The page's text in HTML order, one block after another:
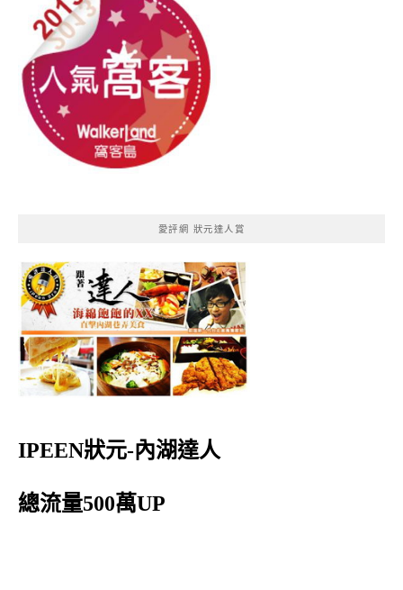
愛評網 狀元達人賞
IPEEN狀元-內湖達人
總流量500萬UP